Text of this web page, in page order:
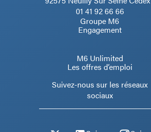
01 41 92 66 66
Groupe M6
Engagement
M6 Unlimited
Les offres d’emploi
Suivez-nous sur les réseaux
sociaux